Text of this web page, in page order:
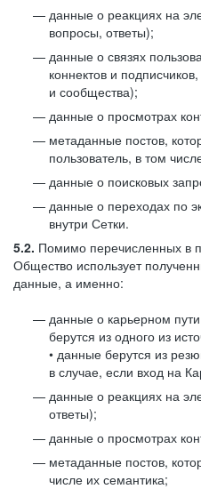
данные о реакциях на
вопросы, ответы);
данные о связях
коннектов и
и сообщества);
данные о просмотрах
метаданные постов,
пользователь, в том
данные о поисковых
данные о переходах по
внутри Сетки.
5.2. Помимо перечисленных в
Общество использует
данные, а именно:
данные о карьерном
берутся из одного из
• данные берутся из
в случае, если вход на
данные о реакциях на
ответы);
данные о просмотрах
метаданные постов,
числе их семантика;